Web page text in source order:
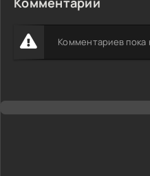
Комментариев пока